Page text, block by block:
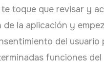
toque que revisar y
de la aplicación y
del usuario
funciones del